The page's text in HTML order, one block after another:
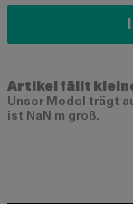
Artikel fällt
Unser Model trägt
ist NaN m groß.